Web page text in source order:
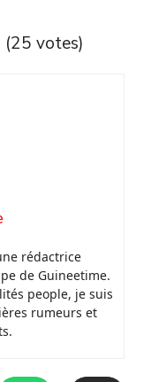
(25 votes)
rédactrice
de Guineetime.
people, je suis
rumeurs et